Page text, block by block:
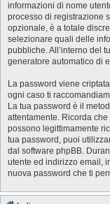
informazioni di nome
processo di registrazione
opzionale, è a totale
selezionare quali delle
pubbliche. All’interno del
generatore automatico di
La password viene
ogni caso ti
La tua password è il
attentamente. Ricorda che
possono legittimamente
tua password, puoi
dal software phpBB.
utente ed indirizzo email,
nuova password che ti